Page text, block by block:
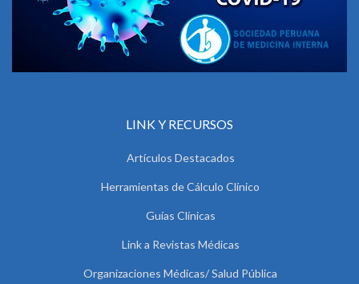
LINK Y RECURSOS
Artículos Destacados
Herramientas de Cálculo Clínico
Guías Clínicas
Link a Revistas Médicas
Organizaciones Médicas/ Salud Pública